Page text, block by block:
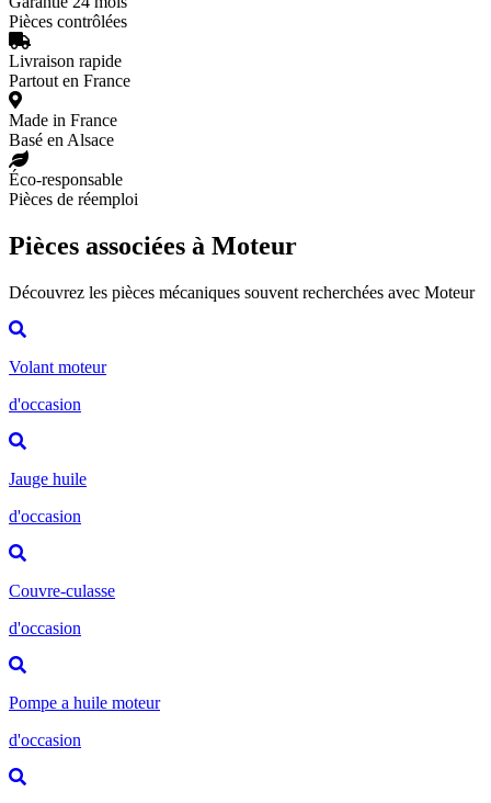
Pièces contrôlées
Livraison rapide
Partout en France
Made in France
Basé en Alsace
Éco-responsable
Pièces de réemploi
Pièces associées à Moteur
Découvrez les pièces mécaniques souvent recherchées avec Moteur
Volant moteur
d'occasion
Jauge huile
d'occasion
Couvre-culasse
d'occasion
Pompe a huile moteur
d'occasion